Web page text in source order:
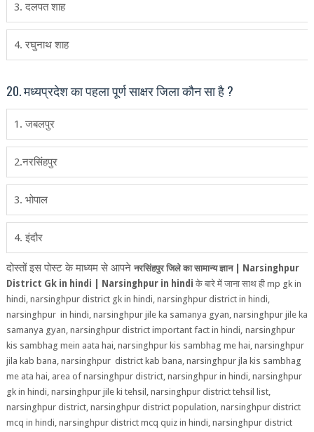
3. दलपत शाह
4. रघुनाथ शाह
20. मध्‍यप्रदेश का पहला पूर्ण साक्षर जिला कौन सा है ?
1. जबलपुर
2.नरसिंहपुर
3. भोपाल
4. इंदौर
दोस्‍तों इस पोस्‍ट के माध्‍यम से आपने नरसिंहपुर जिले का सामान्‍य ज्ञान
| Narsinghpur
District Gk in hindi | Narsinghpur in hindi के बारे में जाना साथ ही mp gk in
hindi, narsinghpur district gk in hindi, narsinghpur district in hindi,
narsinghpur in hindi, narsinghpur jile ka samanya gyan, narsinghpur jile ka
samanya gyan, narsinghpur district important fact in hindi, narsinghpur
kis sambhag mein aata hai, narsinghpur kis sambhag me hai, narsinghpur
jila kab bana, narsinghpur district kab bana, narsinghpur jla kis sambhag
me ata hai, area of narsinghpur district, narsinghpur in hindi, narsinghpur
gk in hindi, narsinghpur jile ki tehsil, narsinghpur district tehsil list,
narsinghpur district, narsinghpur district population, narsinghpur district
mcq in hindi, narsinghpur district mcq quiz in hindi, narsinghpur district